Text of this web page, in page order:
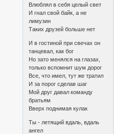
Влюблял в себя целый свет
И гнал свой байк, а не
лимузин
Таких друзей больше нет
И в гостиной при свечах он
танцевал, как бог
Но зато менялся на глазах,
только вспомнит шум дорог
Все, что имел, тут же тратил
И за порог сделав шаг
Мой друг давал команду
братьям
Вверх поднимая кулак
Ты - летящий вдаль, вдаль
ангел